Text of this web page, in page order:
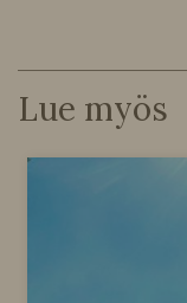
Lue myös